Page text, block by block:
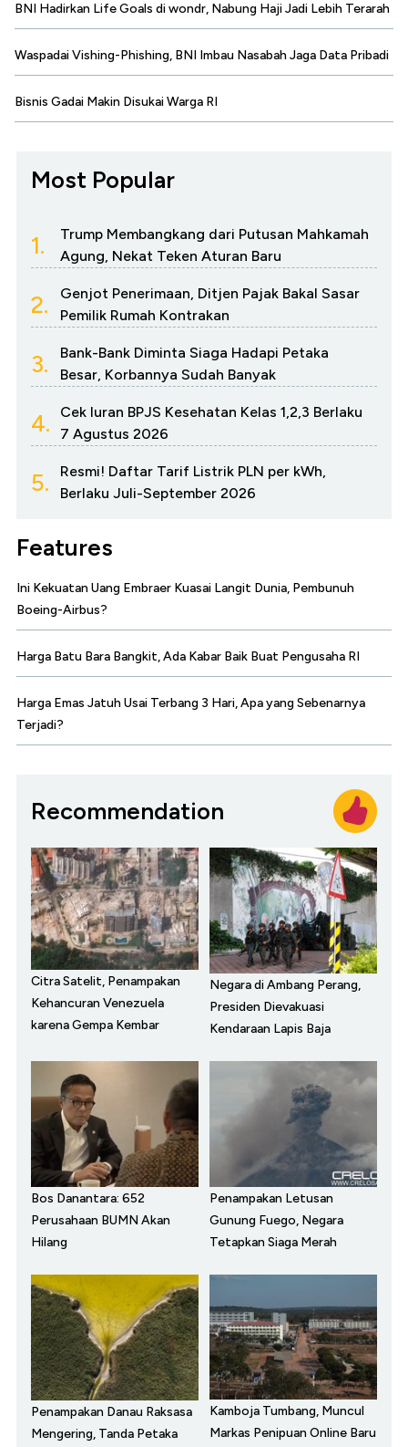
BNI Hadirkan Life Goals di wondr, Nabung Haji Jadi Lebih Terarah
Waspadai Vishing-Phishing, BNI Imbau Nasabah Jaga Data Pribadi
Bisnis Gadai Makin Disukai Warga RI
Most Popular
1.
Trump Membangkang dari Putusan Mahkamah
Agung, Nekat Teken Aturan Baru
2.
Genjot Penerimaan, Ditjen Pajak Bakal Sasar
Pemilik Rumah Kontrakan
3.
Bank-Bank Diminta Siaga Hadapi Petaka
Besar, Korbannya Sudah Banyak
4.
Cek Iuran BPJS Kesehatan Kelas 1,2,3 Berlaku
7 Agustus 2026
5.
Resmi! Daftar Tarif Listrik PLN per kWh,
Berlaku Juli-September 2026
Features
Ini Kekuatan Uang Embraer Kuasai Langit Dunia, Pembunuh
Boeing-Airbus?
Harga Batu Bara Bangkit, Ada Kabar Baik Buat Pengusaha RI
Harga Emas Jatuh Usai Terbang 3 Hari, Apa yang Sebenarnya
Terjadi?
Recommendation
Citra Satelit, Penampakan
Kehancuran Venezuela
karena Gempa Kembar
Negara di Ambang Perang,
Presiden Dievakuasi
Kendaraan Lapis Baja
Bos Danantara: 652
Perusahaan BUMN Akan
Hilang
Penampakan Letusan
Gunung Fuego, Negara
Tetapkan Siaga Merah
Penampakan Danau Raksasa
Mengering, Tanda Petaka
Kamboja Tumbang, Muncul
Markas Penipuan Online Baru